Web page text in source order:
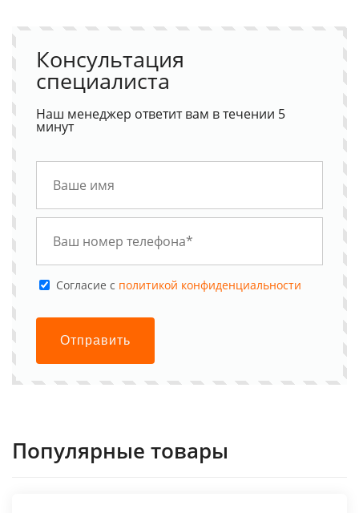
Консультация
специалиста
Наш менеджер ответит вам в течении 5
минут
Cогласие с политикой конфиденциальности
Отправить
Популярные товары